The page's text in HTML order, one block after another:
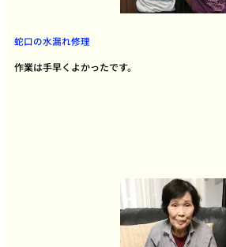
蛇口の水漏れ修理
作業は手早くよかったです。